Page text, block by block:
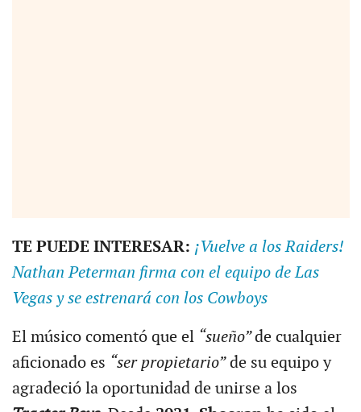
TE PUEDE INTERESAR: ¡Vuelve a los Raiders!
Nathan Peterman firma con el equipo de Las
Vegas y se estrenará con los Cowboys
El músico comentó que el “sueño”de cualquier
aficionado es “ser propietario”de su equipo y
agradeció la oportunidad de unirse a los